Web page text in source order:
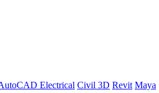
Electrical Civil 3D Revit Maya